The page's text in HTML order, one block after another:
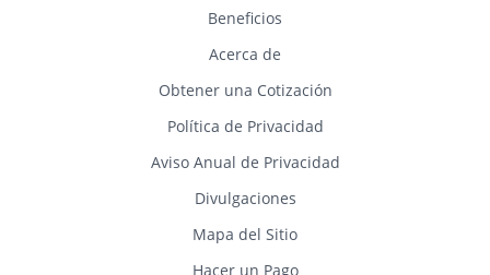
Beneficios
Acerca de
Obtener una Cotización
Política de Privacidad
Aviso Anual de Privacidad
Divulgaciones
Mapa del Sitio
Hacer un Pago